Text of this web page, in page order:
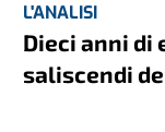
L'ANALISI
Dieci anni di
saliscendi